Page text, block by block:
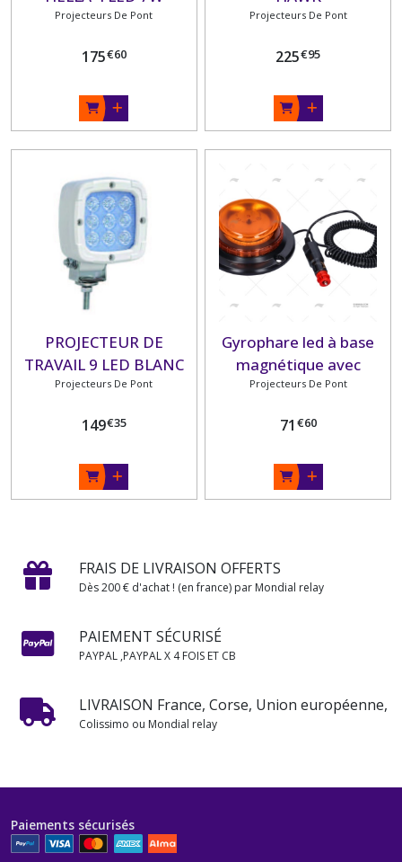
Projecteurs De Pont
175€60
Projecteurs De Pont
225€95
PROJECTEUR DE
TRAVAIL 9 LED BLANC
Projecteurs De Pont
149€35
Gyrophare led à base
magnétique avec
ventouse
Projecteurs De Pont
71 €60
FRAIS DE LIVRAISON OFFERTS
Dès 200 € d'achat ! (en france) par Mondial relay
PAIEMENT SÉCURISÉ
PAYPAL ,PAYPAL X 4 FOIS ET CB
LIVRAISON France, Corse, Union européenne,
Colissimo ou Mondial relay
Paiements sécurisés